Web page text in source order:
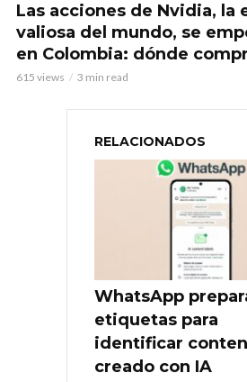
Las acciones de Nvidia, la
valiosa del mundo, se
en Colombia: dónde
615 views 3 min read
RELACIONADOS
WhatsApp
etiquetas para
identificar
creado con IA